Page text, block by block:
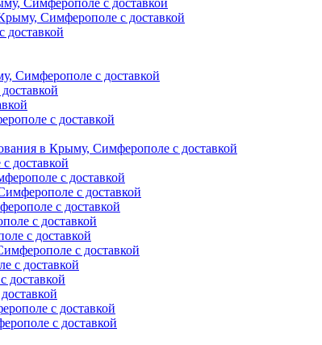
Симферополе с доставкой
Симферополе с доставкой
Симферополе с доставкой
с доставкой
в Крыму, Симферополе с доставкой
доставкой
с доставкой
с доставкой
с доставкой
с доставкой
с доставкой
с доставкой
с доставкой
доставкой
с доставкой
с доставкой